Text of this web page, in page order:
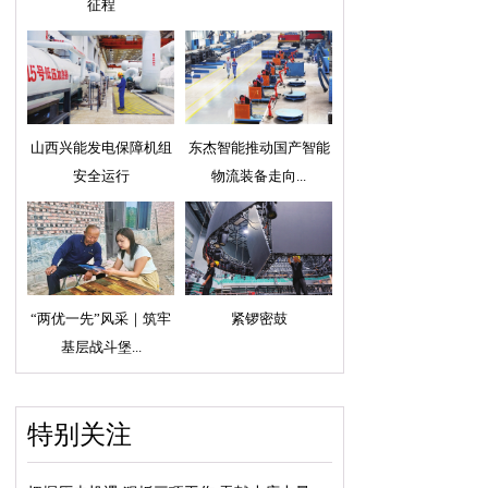
征程
山西兴能发电保障机组
安全运行
东杰智能推动国产智能
物流装备走向...
“两优一先”风采｜筑牢
基层战斗堡...
紧锣密鼓
特别关注